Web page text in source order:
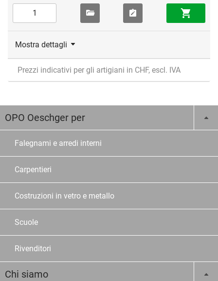
Mostra dettagli
Prezzi indicativi per gli artigiani in CHF, escl. IVA
OPO Oeschger per
Falegnami e arredi interni
Carpentieri
Costruzioni in vetro e metallo
Scuole
Rivenditori
Chi siamo